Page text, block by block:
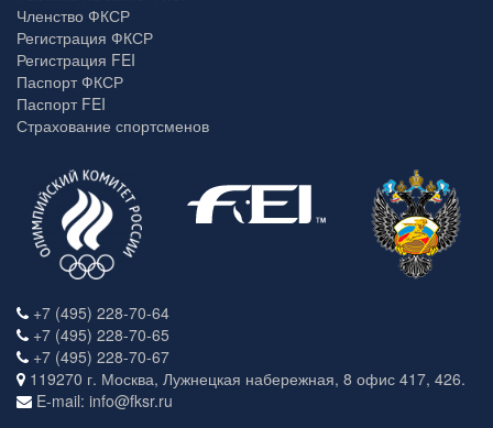
Членство ФКСР
Регистрация ФКСР
Регистрация FEI
Паспорт ФКСР
Паспорт FEI
Страхование спортсменов
+7 (495) 228-70-64
+7 (495) 228-70-65
+7 (495) 228-70-67
119270 г. Москва, Лужнецкая набережная, 8 офис 417, 426.
E-mail: info@fksr.ru